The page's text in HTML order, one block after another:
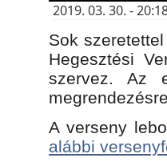
2019. 03. 30. -
Sok
Hegesztési
szervez. Az
A verseny
alábbi